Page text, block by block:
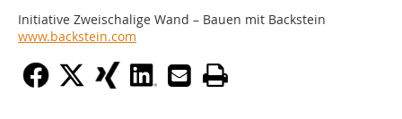
Initiative Zweischalige Wand – Bauen mit Backstein
www.backstein.com